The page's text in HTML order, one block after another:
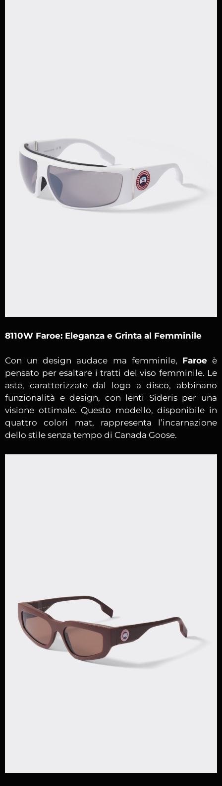
8110W Faroe: Eleganza e Grinta al Femminile
Con un design audace ma femminile, Faroeè
pensato per esaltare i tratti del viso femminile. Le
aste, caratterizzate dal logo a disco, abbinano
funzionalità e design, con lenti Sideris per una
visione ottimale. Questo modello, disponibile in
quattro colori mat, rappresenta l’incarnazione
dello stile senza tempo di Canada Goose.